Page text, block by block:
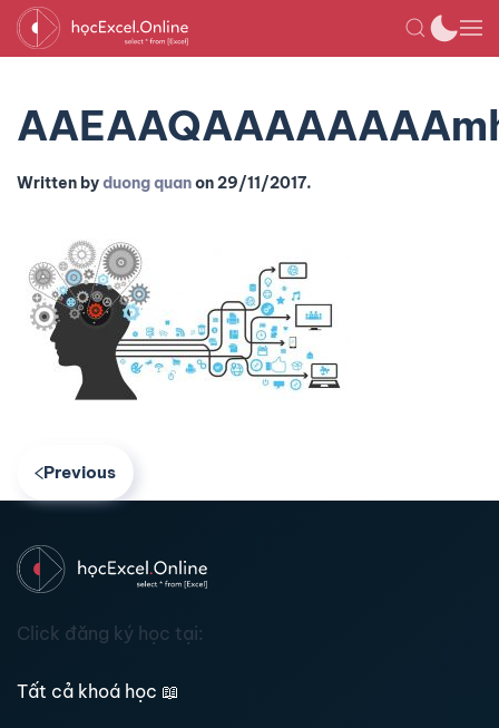
Written byduong quanon29/11/2017.
Previous
Click đăng ký học tại:
Tất cả khoá học 📖